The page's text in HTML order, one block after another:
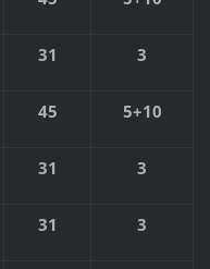
31 3
45 5+10
31 3
31 3